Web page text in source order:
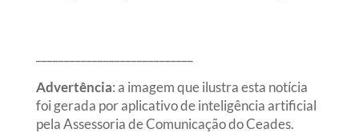
Advertência: a imagem que ilustra esta notícia
foi gerada por aplicativo de inteligência artificial
pela Assessoria de Comunicação do Ceades.